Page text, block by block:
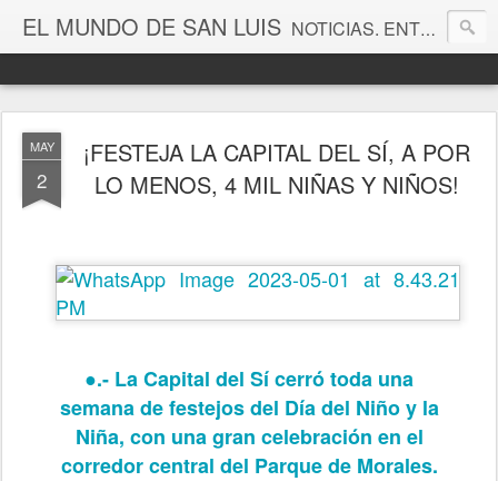
EL MUNDO DE SAN LUIS NOTICIAS. ENTRETENIMIENTO. EDITORIALES. CANAL DE VÍDEOS. GALERÍA DE FOTOGRAFÍAS.
MAY
2
¡FESTEJA LA CAPITAL DEL SÍ, A POR
LO MENOS, 4 MIL NIÑAS Y NIÑOS!
●.- La Capital del Sí cerró toda una
semana de festejos del Día del Niño y la
Niña, con una gran celebración en el
corredor central del Parque de Morales.